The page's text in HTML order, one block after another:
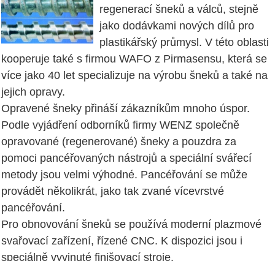
regenerací šneků a válců, stejně
jako dodávkami nových dílů pro
plastikářský průmysl. V této oblasti
kooperuje také s firmou WAFO z Pirmasensu, která se
více jako 40 let specializuje na výrobu šneků a také na
jejich opravy.
Opravené šneky přináší zákazníkům mnoho úspor.
Podle vyjádření odborníků firmy WENZ společně
opravované (regenerované) šneky a pouzdra za
pomoci pancéřovaných nástrojů a speciální svářecí
metody jsou velmi výhodné. Pancéřování se může
provádět několikrát, jako tak zvané vícevrstvé
pancéřování.
Pro obnovování šneků se používá moderní plazmové
svařovací zařízení, řízené CNC. K dispozici jsou i
speciálně vyvinuté finišovací stroje.